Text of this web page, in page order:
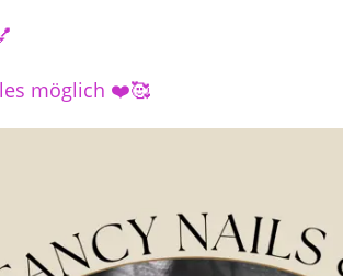
möglich ❤️🥰